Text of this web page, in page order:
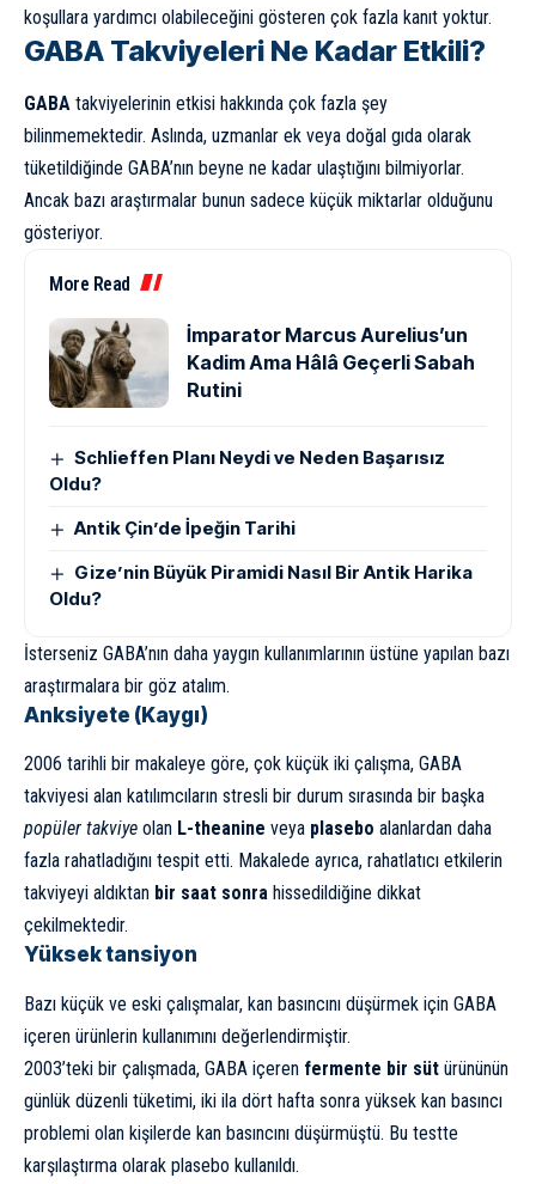
koşullara yardımcı olabileceğini gösteren çok fazla kanıt yoktur.
GABA Takviyeleri Ne Kadar Etkili?
GABA takviyelerinin etkisi hakkında çok fazla şey
bilinmemektedir. Aslında, uzmanlar ek veya doğal gıda olarak
tüketildiğinde GABA’nın beyne ne kadar ulaştığını bilmiyorlar.
Ancak bazı araştırmalar bunun sadece küçük miktarlar olduğunu
gösteriyor.
More Read
İmparator Marcus Aurelius’un
Kadim Ama Hâlâ Geçerli Sabah
Rutini
Schlieffen Planı Neydi ve Neden Başarısız
Oldu?
Antik Çin’de İpeğin Tarihi
Gize’nin Büyük Piramidi Nasıl Bir Antik Harika
Oldu?
İsterseniz GABA’nın daha yaygın kullanımlarının üstüne yapılan bazı
araştırmalara bir göz atalım.
Anksiyete (Kaygı)
2006 tarihli bir makaleye göre, çok küçük iki çalışma, GABA
takviyesi alan katılımcıların stresli bir durum sırasında bir başka
popüler takviye olan L-theanine veya plasebo alanlardan daha
fazla rahatladığını tespit etti. Makalede ayrıca, rahatlatıcı etkilerin
takviyeyi aldıktan bir saat sonra hissedildiğine dikkat
çekilmektedir.
Yüksek tansiyon
Bazı küçük ve eski çalışmalar, kan basıncını düşürmek için GABA
içeren ürünlerin kullanımını değerlendirmiştir.
2003’teki bir çalışmada, GABA içeren fermente bir süt ürününün
günlük düzenli tüketimi, iki ila dört hafta sonra yüksek kan basıncı
problemi olan kişilerde kan basıncını düşürmüştü. Bu testte
karşılaştırma olarak plasebo kullanıldı.